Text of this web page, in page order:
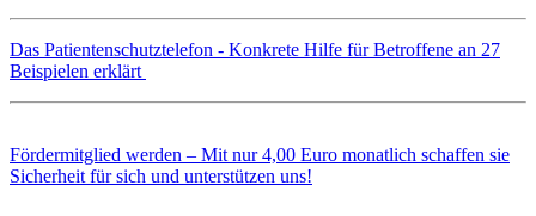
Das Patientenschutztelefon - Konkrete Hilfe für Betroffene an 27
Beispielen erklärt
Fördermitglied werden – Mit nur 4,00 Euro monatlich schaffen sie
Sicherheit für sich und unterstützen uns!